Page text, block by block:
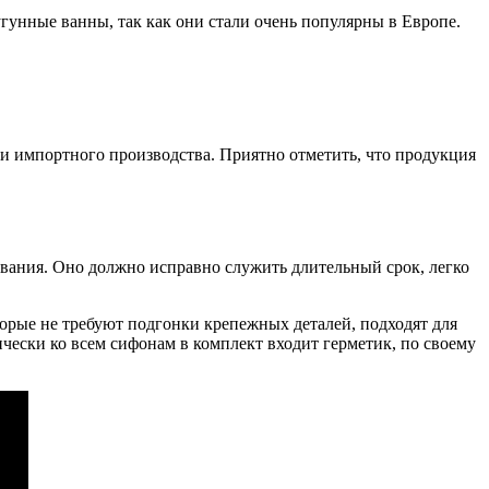
ванны, так как они стали очень популярны в Европе.
производства. Приятно отметить, что продукция
Оно должно исправно служить длительный срок, легко
не требуют подгонки крепежных деталей, подходят для
ко всем сифонам в комплект входит герметик, по своему